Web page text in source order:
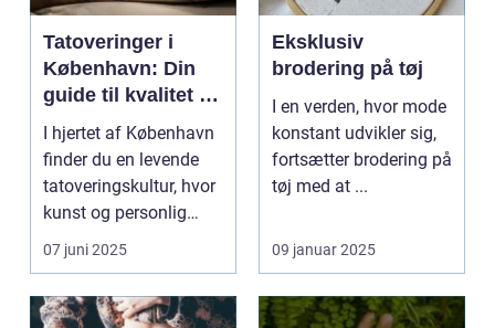
Tatoveringer i
København: Din
guide til kvalitet og
kreativitet
I hjertet af København
finder du en levende
tatoveringskultur, hvor
kunst og personlig
udtryk...
07 juni 2025
Eksklusiv
brodering på tøj
I en verden, hvor mode
konstant udvikler sig,
fortsætter brodering på
tøj med at ...
09 januar 2025